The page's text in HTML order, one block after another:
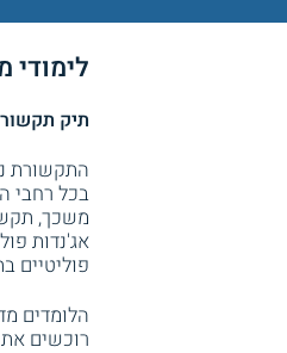
לימודי
תיק
התקשורת
בכל רחבי
משכך,
אג'נדות
פוליטיים
הלומדים
רוכשים